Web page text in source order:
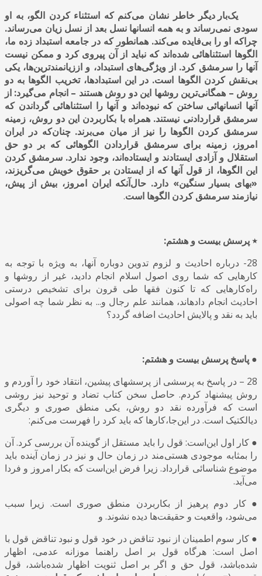
یک‌بار دیگر خاطر نشان می‌کنم که استثناء کردن الگو، به او
سودی نمی‌رساند و به همه انسانها نسل بعد از نسل زیان می‌رساند.
چراکه او را بی‌فایده می‌کند. همانطور که در جامعه استبداد زده ما،
الگوها استثناهائی شده‌اند که نباید از آن پیروی کرد و ممکن نیست
آنها را سرمشق کرد. از ویژگی‌های استبداد، و اززیانمندترین‌ها، یکی
بی‌نقش کردن الگوها است. در این استبدادها، تخریب الگوها به دو
روش – همگانی‌ترین روشها این دو روش هستند – انجام می‌گیرد: از
آنها انسانهائی ساختن که نبوده‌اند و آنها را استثناهائی گرداندن که
سرمشق قراردادنی نیستند. همراه با بکاربردن این دو روش، زمینه
سرمشق کردن الگوها را نیز از میان می‌برند. چنان‌که در ایران
امروز، زمینه برای سرمشق قراردادن الگوهائی که بر دو حق
استقلال و آزادی ایستادند و ایستاده‌اند، وجود ندارد. سرمشق کردن
این الگوها، از قول آنها که از ایستادن بر حقوق خویش می‌گریزند،
«بهای بسیار سنگین» دارد. حال‌آنکه ایران امروز، بیش از پیش،
نیازمند سرمشق کردن الگوها است.
٭ پرسش بیست و هشتم:
28- درباره احادیث و لزوم تدوین دوباره آنها، به ویژه با توجه به
کارهایی که شما روی اصول اسلام انجام دادید، غیر از روشها و
راه‌کارهایی که تا کنون فقها طی قرون برای تشخیص درستی
احادیث انجام دادهاند، همانند علم رجال و... به نظر شما چه اصولی
باید به نقد و پالایش احادیث اضافه گردد؟
● پاسخ پرسش بیست و هشتم:
28 – در پاسخ به پرسشی از پرسشهای پیشین، انتقاد خود را آوردم و
روش پیشنهاد کردم. حاصل سخن کتاب تضاد و توحید نیز روشی
است که فرآورده نقد دو روش، یکی منطق صوری و دیگری
دیالکتیک است. در این‌جا،کارها که باید کرد را فهرست می‌کنم:
● کار اول این‌است: قول را باید مستقل از گوینده آن بررسی کرد. آن
را بمثابه موجودی هستی‌مند در زمان حال و نیز در زمان آینده باید
موضوع شناسائی قرارداد. زیرا فرض این‌است که بکار امروز و فردا
می‌آید.
● کار دوم پرهیز از بکاربردن منطق صوری است. زیرا سبب
می‌شود، واقعیت‌ و حقیقت‌ها دیده نشوند. و
● کار سوم اطمینان از نبود تناقض در خود قول و نبود تناقض قول با
اصل است: هرگاه قول بر اصل راهنما موزانه عدمی، اظهار
شده‌باشد، قول حق و اگر بر اصل ثنویت اظهار شده‌باشد، قول